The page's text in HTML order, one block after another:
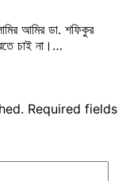
আমির ডা. শফিকুর
চাই না।…
Required fields